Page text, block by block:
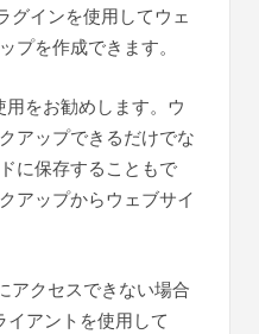
グインを使用してウェ
プを作成できます。
をお勧めします。ウ
アップできるだけでな
に保存することもで
アップからウェブサイ
アクセスできない場合
イアントを使用して